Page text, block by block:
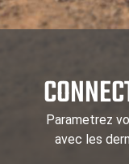
Parametrez
avec les